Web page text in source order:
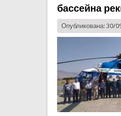
бассейна
Опубликована: 30/